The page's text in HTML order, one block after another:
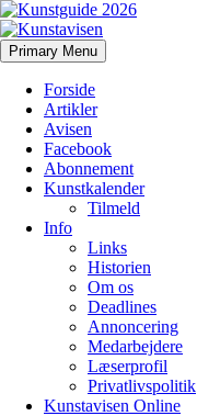
Kunstavisen
Search
Primary Menu Skip
to
Forside
Artikler
Avisen
Facebook
Abonnement
Kunstkalender
Tilmeld
Info
Links
Historien
Om os
Deadlines
Annoncering
Medarbejdere
Læserprofil
Privatlivspolitik
Kunstavisen Online